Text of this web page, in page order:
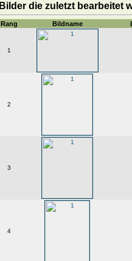
Bilder die zuletzt bearbeitet
Rang Bildname
1
2
3
4